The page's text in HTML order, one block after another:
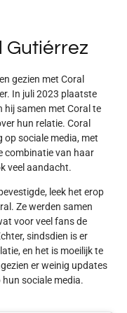
Gutiérrez
gezien met Coral
In juli 2023 plaatste
hij samen met Coral te
hun relatie. Coral
op sociale media, met
combinatie van haar
veel aandacht.
leek het erop
Ze werden samen
voor veel fans de
sindsdien is er
en het is moeilijk te
er weinig updates
hun sociale media.